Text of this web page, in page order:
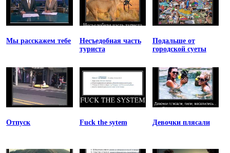
Мы расскажем тебе
Несъедобная часть
туриста
Подальше от
городской суеты
Отпуск Fuck the sytem Девочки плясали